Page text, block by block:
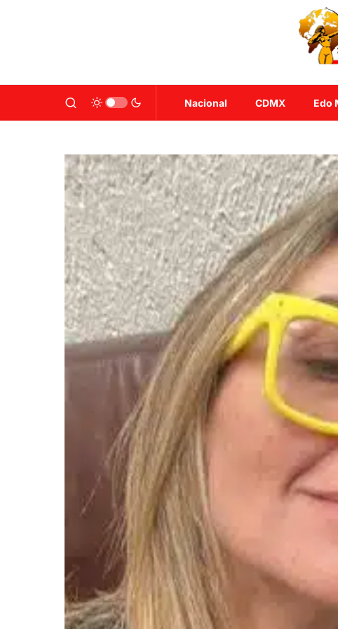
Nacional CDMX Edo